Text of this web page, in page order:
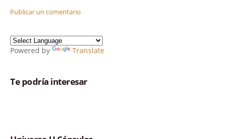
Publicar un comentario
Powered by Translate
Te podría interesar